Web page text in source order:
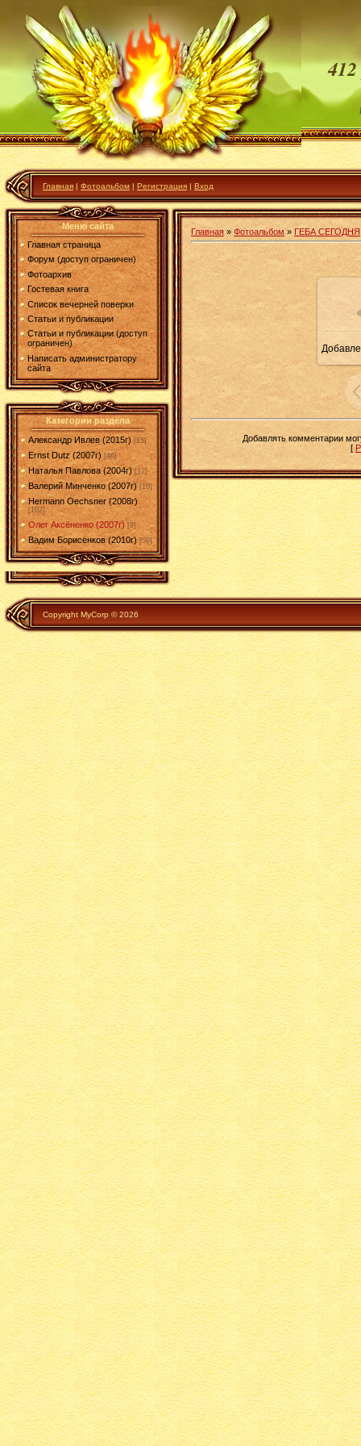
Главная | Фотоальбом | Регистрация | Вход
Меню сайта
Главная страница
Форум (доступ ограничен)
Фотоархив
Гостевая книга
Список вечерней поверки
Статьи и публикации
Статьи и публикации (доступ
ограничен)
Написать администратору
сайта
Категории раздела
Александр Ивлев (2015г) [15]
Ernst Dutz (2007г) [46]
Наталья Павлова (2004г) [12]
Валерий Минченко (2007г) [10]
Hermann Oechsner (2008г)
[102]
Олег Аксёненко (2007г) [9]
Вадим Борисенков (2010г) [59]
Главная » Фотоальбом» ГЕБА СЕГОДНЯ
Добавлять комментарии
[
Copyright MyCorp © 2026